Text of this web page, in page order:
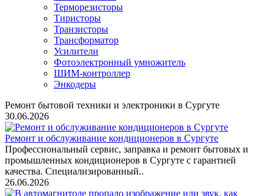
Терморезисторы
Тиристоры
Транзисторы
Трансформатор
Усилители
Фотоэлектронный умножитель
ШИМ-контроллер
Энкодеры
Ремонт бытовой техники и электроники в Сургуте
30.06.2026
Ремонт и обслуживание кондиционеров в Сургуте
Профессиональный сервис, заправка и ремонт бытовых и
промышленных кондиционеров в Сургуте с гарантией
качества. Специализированный..
26.06.2026